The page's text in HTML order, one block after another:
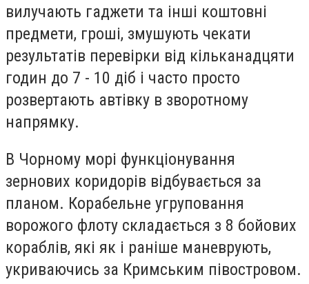
вилучають гаджети та інші коштовні
предмети, гроші, змушують чекати
результатів перевірки від кільканадцяти
годин до 7 - 10 діб і часто просто
розвертають автівку в зворотному
напрямку.
В Чорному морі функціонування
зернових коридорів відбувається за
планом. Корабельне угруповання
ворожого флоту складається з 8 бойових
кораблів, які як і раніше маневрують,
укриваючись за Кримським півостровом.